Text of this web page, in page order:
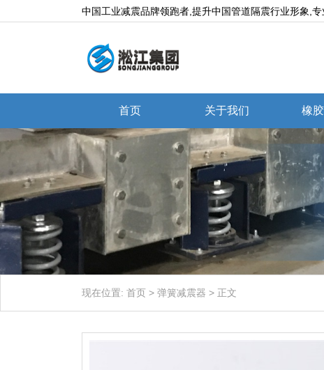
中国工业减震品牌领跑者,提升中国管道隔震行业形象,
首页 关于我们 橡
现在位置: 首页 > 弹簧减震器 > 正文